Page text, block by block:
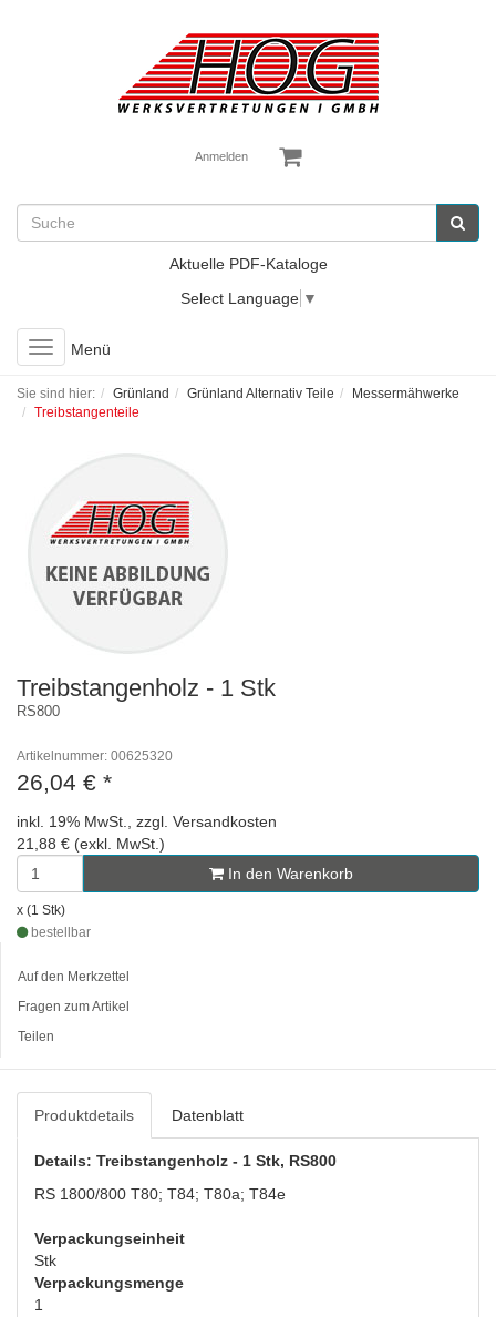
Anmelden
Aktuelle PDF-Kataloge
Select Language ▼
Toggle
navigation
Menü
Sie sind hier: Grünland Grünland Alternativ Teile
Messermähwerke
Treibstangenteile
Treibstangenholz - 1 Stk
RS800
Artikelnummer: 00625320
26,04 € *
inkl. 19% MwSt., zzgl. Versandkosten
21,88 € (exkl. MwSt.)
In den Warenkorb
x (1 Stk)
bestellbar
Auf den Merkzettel
Fragen zum Artikel
Teilen
Produktdetails Datenblatt
Details: Treibstangenholz - 1 Stk, RS800
RS 1800/800 T80; T84; T80a; T84e
Verpackungseinheit
Stk
Verpackungsmenge
1